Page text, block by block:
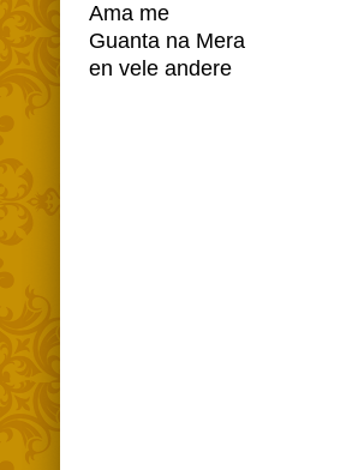
Ama me
Guanta na Mera
en vele andere